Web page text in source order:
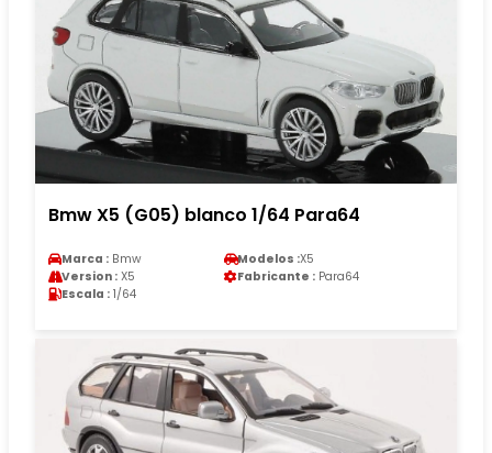
Bmw X5 (G05) blanco 1/64 Para64
Marca : Bmw Modelos :X5
Version : X5 Fabricante : Para64
Escala : 1/64